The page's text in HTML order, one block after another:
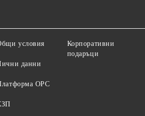
условия
данни
ОРС
Корпоративни
подаръци